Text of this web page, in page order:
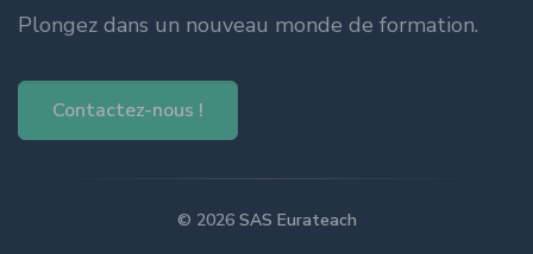
Plongez dans un nouveau monde de formation.
Contactez-nous !
© 2026 SAS Eurateach